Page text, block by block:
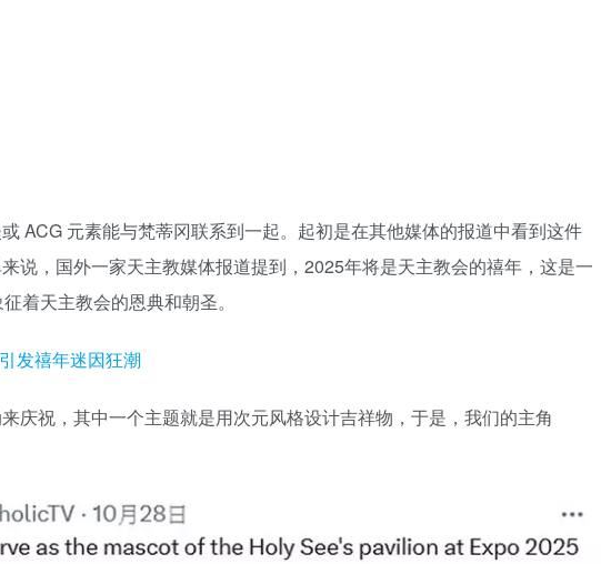
ACG 元素能与梵蒂冈联系到一起。起初是在其他媒体的报道中看到这件
说，国外一家天主教媒体报道提到，2025年将是天主教会的禧年，这是一
着天主教会的恩典和朝圣。
庆祝，其中一个主题就是用次元风格设计吉祥物，于是，我们的主角